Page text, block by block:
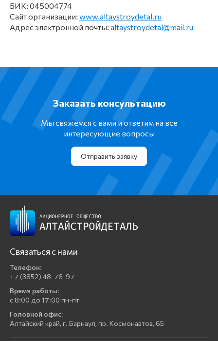
БИК: 045004774
Сайт организации: www.altaystroydetal.ru
Адрес электронной почты: altaystroydetal@mail.ru
Заказать консультацию
Мы свяжемся с вами и ответим на все
интересующие вопросы
Отправить заявку
Связаться с нами
Телефон:
+7 (3852) 48-76-97
Время работы:
с 8:00 до 17:00 пн-пт
Головной офис:
Алтайский край, г. Барнаул, пр. Космонавтов, 65